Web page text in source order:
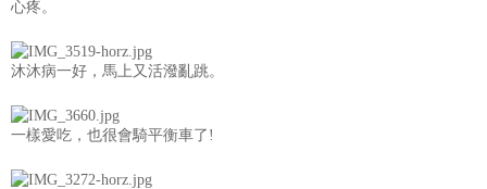
心疼。
沐沐病一好，馬上又活潑亂跳。
一樣愛吃，也很會騎平衡車了!